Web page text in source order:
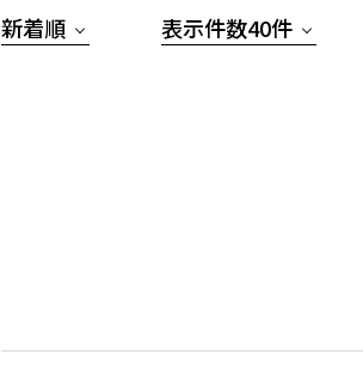
新着順 表示件数40件